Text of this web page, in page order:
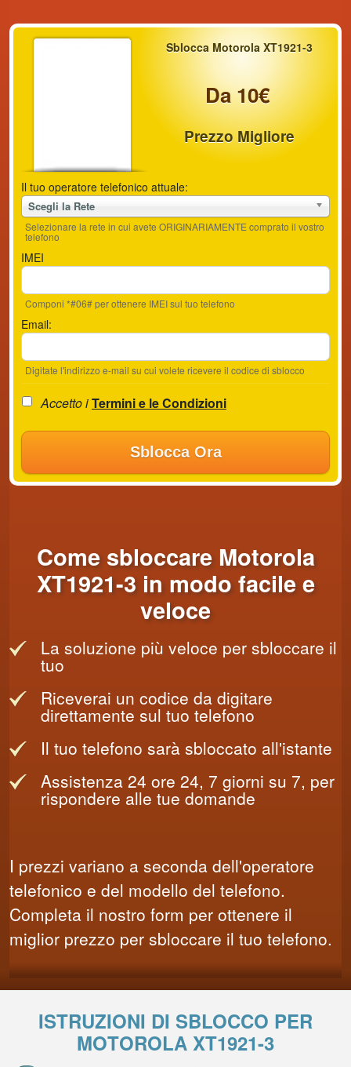
Sblocca Motorola XT1921-3
Da 10€
Prezzo Migliore
Il tuo operatore telefonico attuale:
Scegli la Rete
Selezionare la rete in cui avete ORIGINARIAMENTE comprato il vostro
telefono
IMEI
Componi *#06# per ottenere IMEI sul tuo telefono
Email:
Digitate l'indirizzo e-mail su cui volete ricevere il codice di sblocco
Accetto iTermini e le Condizioni
Sblocca Ora
Come sbloccare Motorola
XT1921-3 in modo facile e
veloce
La soluzione più veloce per sbloccare il
tuo
Riceverai un codice da digitare
direttamente sul tuo telefono
Il tuo telefono sarà sbloccato all'istante
Assistenza 24 ore 24, 7 giorni su 7, per
rispondere alle tue domande
I prezzi variano a seconda dell'operatore
telefonico e del modello del telefono.
Completa il nostro form per ottenere il
miglior prezzo per sbloccare il tuo telefono.
ISTRUZIONI DI SBLOCCO PER
MOTOROLA XT1921-3